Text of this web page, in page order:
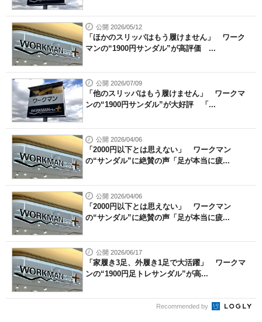
公開 2026/05/12
「ほかのスリッパはもう履けません」 ワーク
マンの“1900円サンダル”が高評価 ...
公開 2026/07/09
「他のスリッパはもう履けません」 ワークマ
ンの“1900円サンダル”が大好評 「...
公開 2026/04/06
「2000円以下とは思えない」 ワークマン
の“サンダル”に絶賛の声「足が本当に疲...
公開 2026/04/06
「2000円以下とは思えない」 ワークマン
の“サンダル”に絶賛の声「足が本当に疲...
公開 2026/06/17
「家履き3足、外履き1足で大活躍」 ワークマ
ンの“1900円足トレサンダル”が高...
Recommended by